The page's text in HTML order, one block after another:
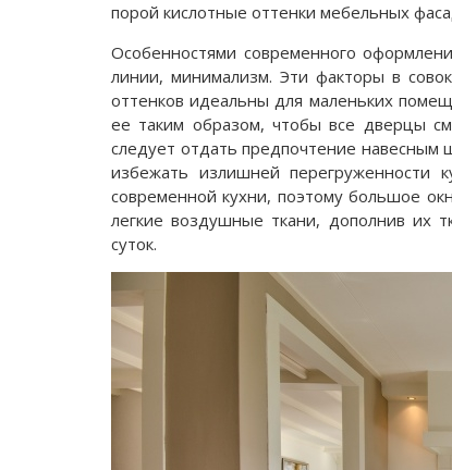
порой кислотные оттенки мебельных
Особенностями современного
линии, минимализм. Эти факторы в
оттенков идеальны для маленьких
ее таким образом, чтобы все дверцы
следует отдать предпочтение навесным
избежать излишней
современной кухни, поэтому большое
легкие воздушные ткани, дополнив их
суток.